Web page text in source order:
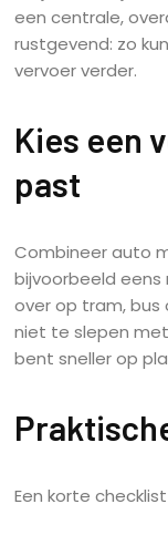
een centrale,
rustgevend: zo
vervoer verder.
Kies een
past
Combineer auto
bijvoorbeeld
over op tram,
niet te slepen
bent sneller op
Een korte